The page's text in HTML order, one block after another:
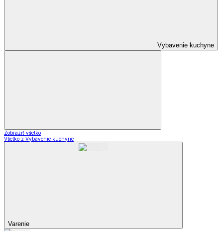
Vybavenie kuchyne
Zobraziť všetko
Všetko z Vybavenie kuchyne
Varenie